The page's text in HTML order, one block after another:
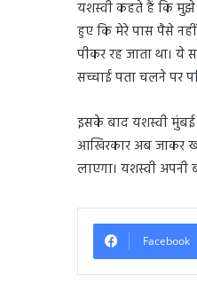
यशस्वी कहते हैं कि मुझे
हुए कि मेरे पास पैसे
पीकर रह जाता था।
सच्चाई पता चलने पर
इसके बाद यशस्वी
आखिरकार अब जाकर
लाएगा। यशस्वी अपनी
Facebook